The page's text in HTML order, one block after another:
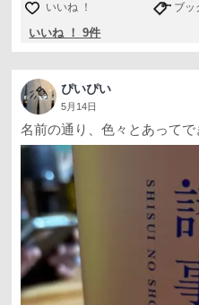
いいね ！ ブッ
いいね ！ 9件
ぴいぴい
5月14日
名前の通り、色々とあって